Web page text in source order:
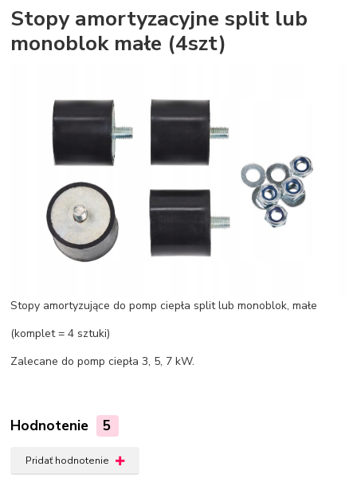
Stopy amortyzacyjne split lub
monoblok małe (4szt)
Stopy amortyzujące do pomp ciepła split lub monoblok, małe
(komplet = 4 sztuki)
Zalecane do pomp ciepła 3, 5, 7 kW.
Hodnotenie 5
Pridať hodnotenie